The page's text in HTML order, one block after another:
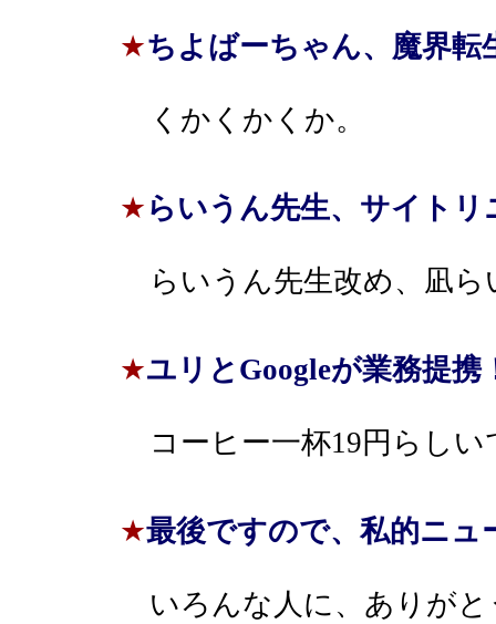
★ちよばーちゃん、魔界転
くかくかくか。
★ らいうん先生、サイトリ
らいうん先生改め、凪ら
★ユリとGoogleが業務提携
コーヒー一杯19円らしい
★最後ですので、私的ニ
いろんな人に、ありがと